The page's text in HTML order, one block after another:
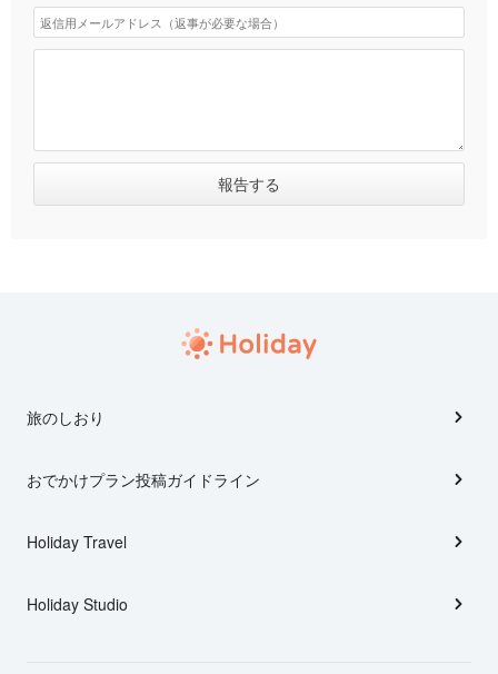
旅のしおり
おでかけプラン投稿ガイドライン
Holiday Travel
Holiday Studio